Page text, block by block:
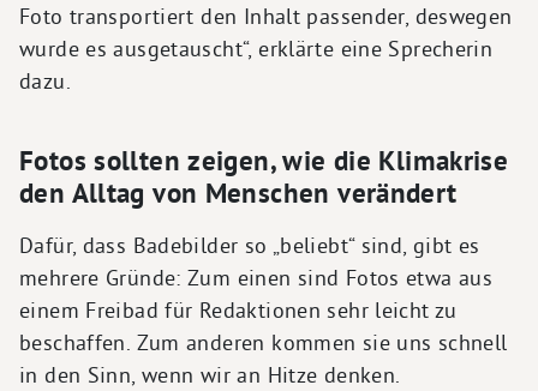
Foto transportiert den Inhalt passender, deswegen
wurde es ausgetauscht“, erklärte eine Sprecherin
dazu.
Fotos sollten zeigen, wie die Klimakrise
den Alltag von Menschen verändert
Dafür, dass Badebilder so „beliebt“ sind, gibt es
mehrere Gründe: Zum einen sind Fotos etwa aus
einem Freibad für Redaktionen sehr leicht zu
beschaffen. Zum anderen kommen sie uns schnell
in den Sinn, wenn wir an Hitze denken.